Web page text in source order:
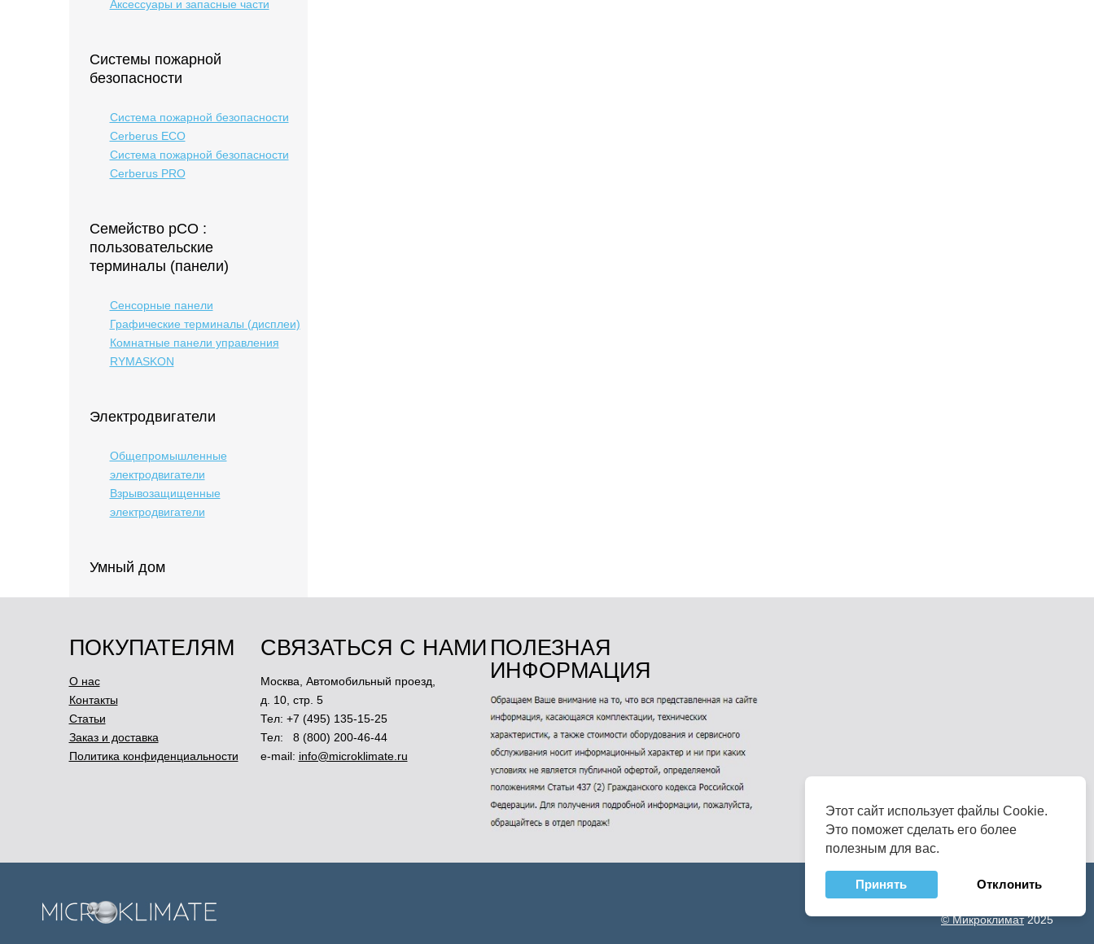
Аксессуары и запасные части
Системы пожарной
безопасности
Система пожарной безопасности
Cerberus ECO
Система пожарной безопасности
Cerberus PRO
Семейство pCO :
пользовательские
терминалы (панели)
Сенсорные панели
Графические терминалы (дисплеи)
Комнатные панели управления
RYMASKON
Электродвигатели
Общепромышленные
электродвигатели
Взрывозащищенные
электродвигатели
Умный дом
ПОКУПАТЕЛЯМ
О нас
Контакты
Статьи
Заказ и доставка
Политика конфиденциальности
СВЯЗАТЬСЯ С НАМИ
Москва Автомобильный проезд,
д. 10, стр. 5
Тел: +7 (495) 135-15-25
Тел: 8 (800) 200-46-44
e-mail: info@microklimate.ru
ПОЛЕЗНАЯ
ИНФОРМАЦИЯ
© Микроклимат2025
Этот сайт использует файлы Cookie.
Это поможет сделать его более
полезным для вас.
Принять Отклонить